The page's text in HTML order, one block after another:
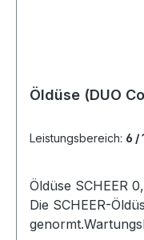
Öldüse (DUO
Leistungsbereich: 6 /
Öldüse SCHEER
Die SCHEER-